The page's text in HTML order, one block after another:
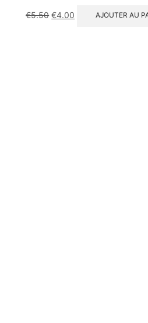
€5.50 €4.00 AJOUTER AU